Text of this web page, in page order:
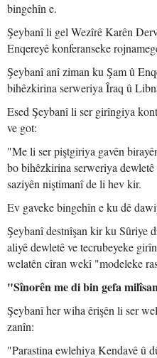
bingehîn e.
Şeybanî li gel Wezîrê Karên
Enqereyê konferanseke
Şeybanî anî ziman ku Şam û
bihêzkirina serweriya Îraq û
Esed Şeybanî li ser girîngiya
ve got:
"Me li ser piştgiriya gavên
bo bihêzkirina serweriya
saziyên niştimanî de li hev kir.
Ev gaveke bingehîn e ku dê
Şeybanî destnîşan kir ku Sûriye
aliyê dewletê ve tecrubeyeke
welatên cîran wekî "modeleke
"Sînorên me di bin gefa
Şeybanî her wiha êrişên li ser
zanîn:
"Parastina ewlehiya Kendavê û